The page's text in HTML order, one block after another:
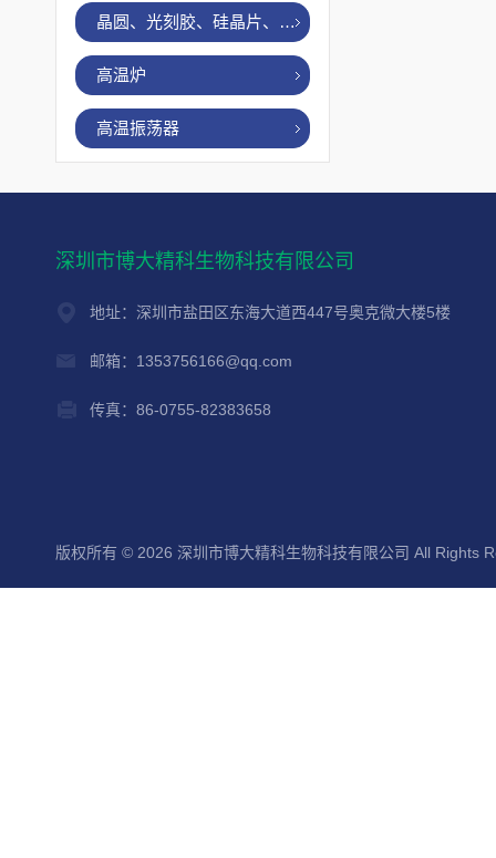
晶圆、光刻胶、硅晶片、烤胶机
高温炉
高温振荡器
深圳市博大精科生物科技有限公司
地址：深圳市盐田区东海大道西447号奥克微大楼5楼
邮箱：1353756166@qq.com
传真：86-0755-82383658
版权所有 © 2026 深圳市博大精科生物科技有限公司 All Rights